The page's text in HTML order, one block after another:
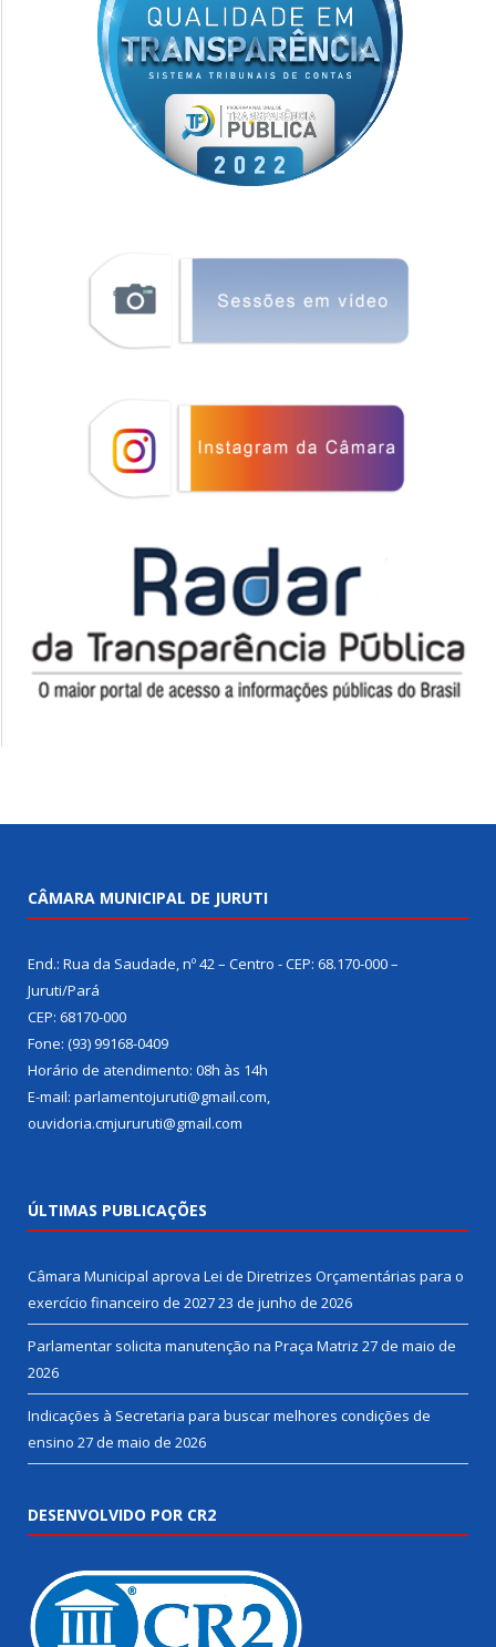
CÂMARA MUNICIPAL DE JURUTI
End.: Rua da Saudade, nº 42 – Centro - CEP: 68.170-000 –
Juruti/Pará
CEP: 68170-000
Fone: (93) 99168-0409
Horário de atendimento: 08h às 14h
E-mail: parlamentojuruti@gmail.com,
ouvidoria.cmjururuti@gmail.com
ÚLTIMAS PUBLICAÇÕES
Câmara Municipal aprova Lei de Diretrizes Orçamentárias para o
exercício financeiro de 202723 de junho de 2026
Parlamentar solicita manutenção na Praça Matriz 27 de maio de
2026
Indicações à Secretaria para buscar melhores condições de
ensino 27 de maio de 2026
DESENVOLVIDO POR CR2